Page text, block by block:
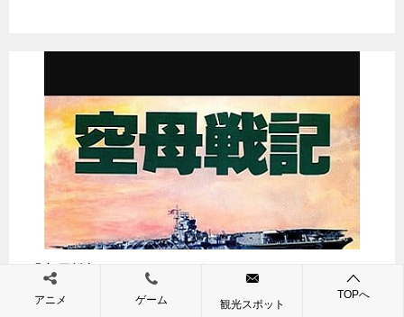
『空母戦記』（パソコンゲーム）
公開日：
2025年12月29日
アニメ ゲーム 観光スポット
TOPへ